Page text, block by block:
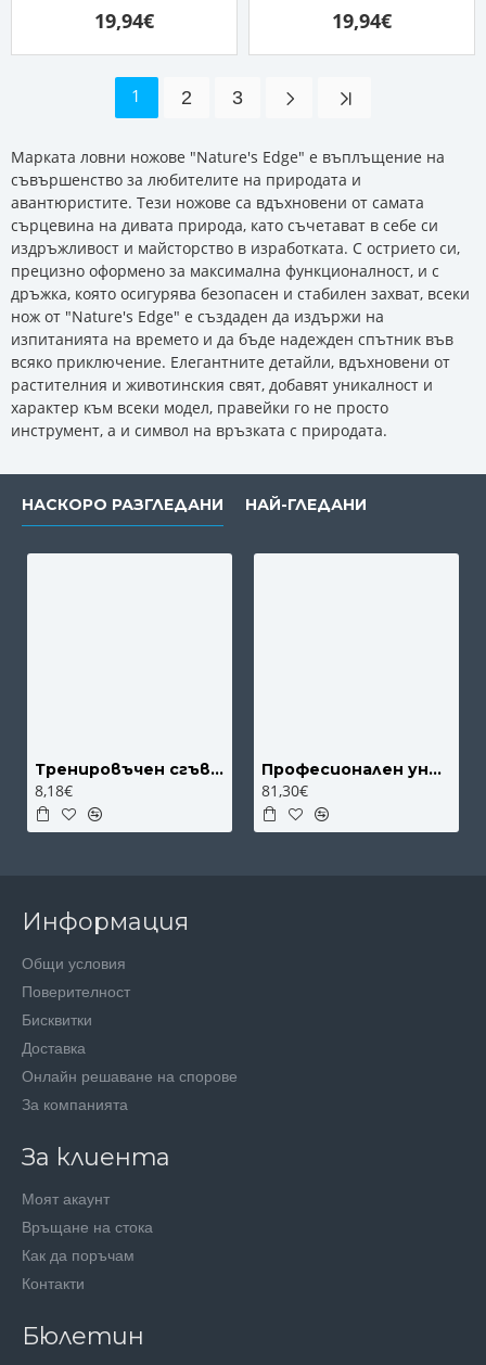
Марката ловни ножове "Nature's Edge" е въплъщение на
съвършенство за любителите на природата и
авантюристите. Тези ножове са вдъхновени от самата
сърцевина на дивата природа, като съчетават в себе си
издръжливост и майсторство в изработката. С острието си,
прецизно оформено за максимална функционалност, и с
дръжка, която осигурява безопасен и стабилен захват, всеки
нож от "Nature's Edge" е създаден да издържи на
изпитанията на времето и да бъде надежден спътник във
всяко приключение. Елегантните детайли, вдъхновени от
растителния и животинския свят, добавят уникалност и
характер към всеки модел, правейки го не просто
инструмент, а и символ на връзката с природата.
19,94€ 19,94€
1 2 3
НАСКОРО РАЗГЛЕДАНИ НАЙ-ГЛЕДАНИ
Тренировъчен сгъваем нож пеперуда,с пружинен механизъм подходящ за правене на трикове - М5
8,18€
Професионален универсален нож от дамаска японска стомана DAMASK - дръжка от абаносово дърво
81,30€
Информация
Общи условия
Поверителност
Бисквитки
Доставка
Онлайн решаване на спорове
За компанията
За клиента
Моят акаунт
Връщане на стока
Как да поръчам
Контакти
Бюлетин